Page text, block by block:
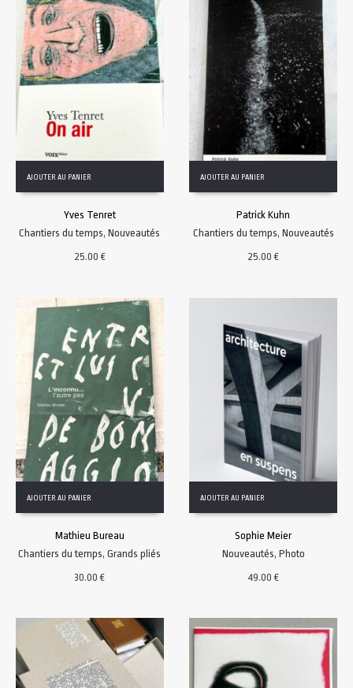
AJOUTER AU PANIER
Yves Tenret
Chantiers du temps,Nouveautés
25.00€
AJOUTER AU PANIER
Patrick Kuhn
Chantiers du temps, Nouveautés
25.00€
AJOUTER AU PANIER
Mathieu Bureau
Chantiers du temps,Grands pliés
30.00€
AJOUTER AU PANIER
Sophie Meier
Nouveautés, Photo
49.00€